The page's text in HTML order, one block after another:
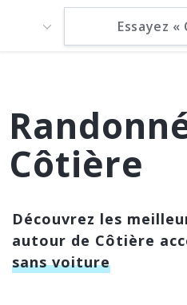
Côtière
Découvrez les
autour de Côtière
sans voiture